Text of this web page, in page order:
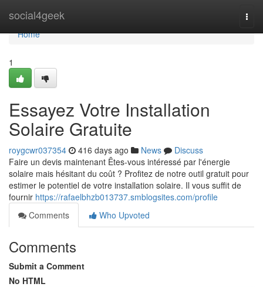
social4geek
Home
Home
1
Essayez Votre Installation
Solaire Gratuite
roygcwr037354 416 days ago News
Discuss
Faire un devis maintenant Êtes-vous intéressé par l'énergie
solaire mais hésitant du coût ? Profitez de notre outil gratuit pour
estimer le potentiel de votre installation solaire. Il vous suffit de
fournir https://rafaelbhzb013737.smblogsites.com/profile
Comments
Who Upvoted
Comments
Submit a Comment
No HTML